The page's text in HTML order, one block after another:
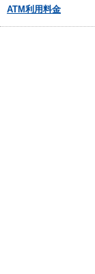
ATM利用料金